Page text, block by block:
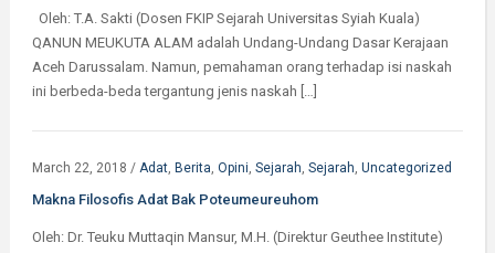
Oleh: T.A. Sakti (Dosen FKIP Sejarah Universitas Syiah Kuala)
QANUN MEUKUTA ALAM adalah Undang-Undang Dasar Kerajaan
Aceh Darussalam. Namun, pemahaman orang terhadap isi naskah
ini berbeda-beda tergantung jenis naskah […]
March 22, 2018 / Adat, Berita, Opini, Sejarah, Sejarah, Uncategorized
Makna Filosofis Adat Bak Poteumeureuhom
Oleh: Dr. Teuku Muttaqin Mansur, M.H. (Direktur Geuthee Institute)